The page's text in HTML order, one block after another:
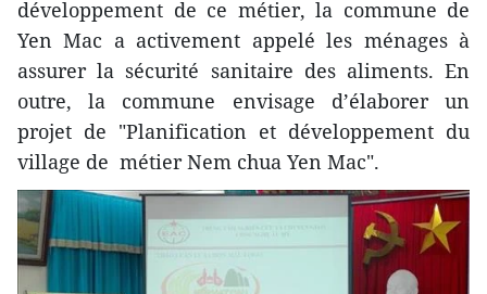
développement de ce métier, la commune de
Yen Mac a activement appelé les ménages à
assurer la sécurité sanitaire des aliments. En
outre, la commune envisage d’élaborer un
projet de "Planification et développement du
village de métier Nem chua Yen Mac".